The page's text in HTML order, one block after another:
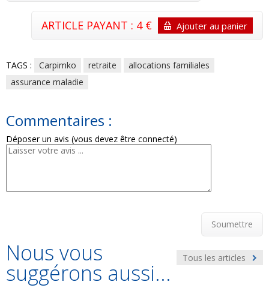
ARTICLE PAYANT : 4 € Ajouter au panier
TAGS : Carpimko retraite
allocations familiales
assurance maladie
Commentaires :
Déposer un avis (vous devez être connecté)
Soumettre
Tous les articles
Nous vous
suggérons aussi...